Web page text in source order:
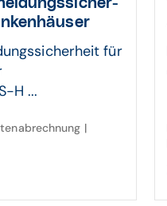
für
H ...
|